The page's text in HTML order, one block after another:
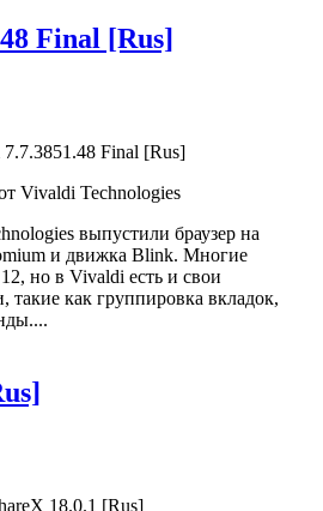
Final [Rus]
Vivaldi Technologies
выпустили браузер на
и движка Blink. Многие
но в Vivaldi есть и свои
такие как группировка вкладок,